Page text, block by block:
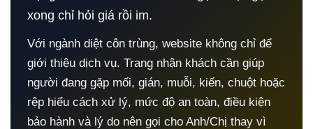
xong chỉ hỏi giá rồi im.
Với ngành diệt côn trùng, website không chỉ để
giới thiệu dịch vụ. Trang nhận khách cần giúp
người đang gặp mối, gián, muỗi, kiến, chuột hoặc
rệp hiểu cách xử lý, mức độ an toàn, điều kiện
bảo hành và lý do nên gọi cho Anh/Chị thay vì